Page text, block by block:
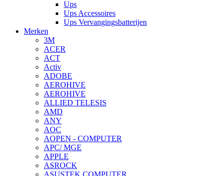
Ups
Ups Accessoires
Ups Vervangingsbatterijen
Merken
3M
ACER
ACT
Activ
ADOBE
AEROHIVE
AEROHIVE
ALLIED TELESIS
AMD
ANY
AOC
AOPEN - COMPUTER
APC/ MGE
APPLE
ASROCK
ASUSTEK COMPUTER